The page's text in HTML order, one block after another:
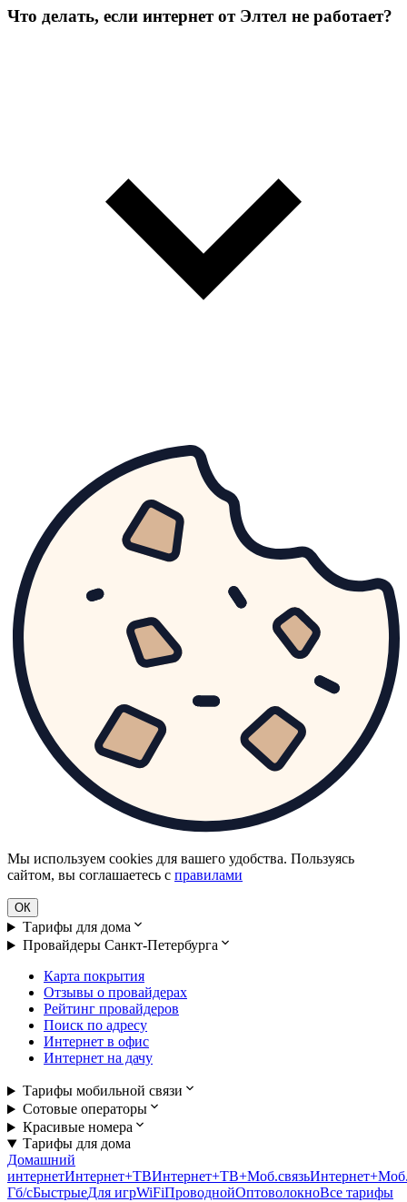
Что делать, если интернет от Элтел не работает?
Мы используем cookies для вашего удобства. Пользуясь
сайтом, вы соглашаетесь с правилами
ОК
Тарифы для дома
Провайдеры Санкт-Петербурга
Карта покрытия
Отзывы о провайдерах
Рейтинг провайдеров
Поиск по адресу
Интернет в офис
Интернет на дачу
Тарифы мобильной связи
Сотовые операторы
Красивые номера
Тарифы для дома
Домашний
интернетИнтернет+ТВИнтернет+ТВ+Моб.связь
Гб/cБыстрыеДля игрWiFiПроводнойОптоволокноВсе тарифы